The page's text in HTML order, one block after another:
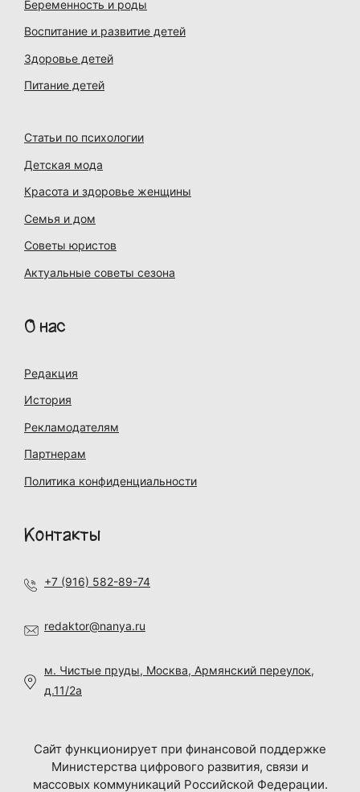
Беременность и роды
Воспитание и развитие детей
Здоровье детей
Питание детей
Статьи по психологии
Детская мода
Красота и здоровье женщины
Семья и дом
Советы юристов
Актуальные советы сезона
О нас
Редакция
История
Рекламодателям
Партнерам
Политика конфиденциальности
Контакты
+7 (916) 582-89-74
redaktor@nanya.ru
м. Чистые пруды, Москва, Армянский переулок,
д.11/2а
Сайт функционирует при финансовой поддержке
Министерства цифрового развития, связи и
массовых коммуникаций Российской Федерации.